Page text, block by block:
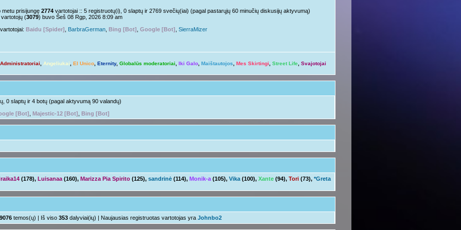
» Nelabai..
o tu? Juk irgi
»
»ačiū ačiū ir jus
»Ir tave
Su naujais mokslo metais
aha
metu prisijungę 2774 vartotojai :: 5 registruotų(i), 0 slaptų ir 2769 svečių(iai) (pagal pastarųjų 60 minučių diskusijų aktyvumą)
vartotojų (3079) buvo Šeš 08 Rgp, 2026 8:09 am
Baidu [Spider] BarbraGerman Bing [Bot] Google [Bot] SierraMizer
Administratoriai Angeliukai El Unico Eternity, Globalūs moderatoriai Iki Galo Maištautojos Mes Skirtingi Street Life Svajotojai
0 slaptų ir 4 botų (pagal aktyvumą 90 valandų)
[Bot] Majestic-12 [Bot] Bing [Bot]
(178), Luisanaa (160), Marizza Pia Spirito (125), sandrinė (114), Monik-a (105), Vika (100), Xante (94), Tori (73), *Greta
temos(ų) | Iš viso 353 dalyviai(ių) | Naujausias registruotas vartotojas yra Johnbo2